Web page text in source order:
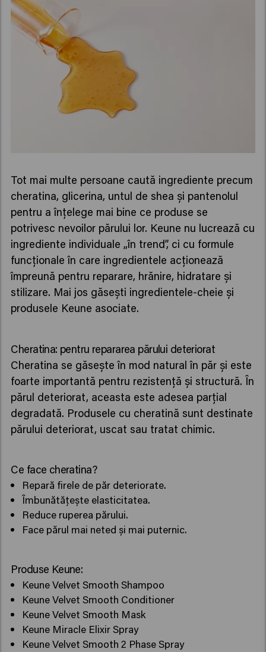
Tot mai multe persoane caută ingrediente precum
cheratina, glicerina, untul de shea și pantenolul
pentru a înțelege mai bine ce produse se
potrivesc nevoilor părului lor. Keune nu lucrează cu
ingrediente individuale „în trend”, ci cu formule
funcționale în care ingredientele acționează
împreună pentru reparare, hrănire, hidratare și
stilizare. Mai jos găsești ingredientele-cheie și
produsele Keune asociate.
Cheratina: pentru repararea părului deteriorat
Cheratina se găsește în mod natural în păr și este
foarte importantă pentru rezistență și structură. În
părul deteriorat, aceasta este adesea parțial
degradată. Produsele cu cheratină sunt destinate
părului deteriorat, uscat sau tratat chimic.
Ce face cheratina?
Repară firele de păr deteriorate.
Îmbunătățește elasticitatea.
Reduce ruperea părului.
Face părul mai neted și mai puternic.
Produse Keune:
Keune Velvet Smooth Shampoo
Keune Velvet Smooth Conditioner
Keune Velvet Smooth Mask
Keune Miracle Elixir Spray
Keune Velvet Smooth 2 Phase Spray